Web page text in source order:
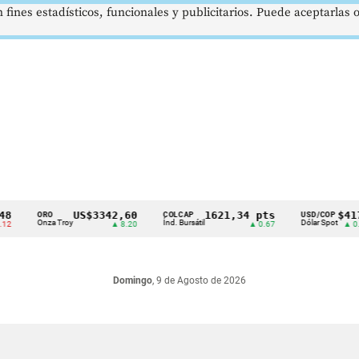
Onza Troy
US$3342,60
▲ 8.20
COLCAP
Índ. Bursátil
1621,34 pts
▲ 0.67
USD/COP
Dólar Spot
$4178
▲ 0.42
Domingo, 9 de Agosto de 2026
estadísticos, funcionales y publicitarios. Puede aceptarlas